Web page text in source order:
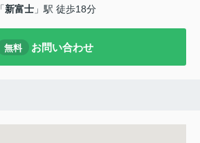
「新富士 」駅 徒歩18分
無料 お問い合わせ